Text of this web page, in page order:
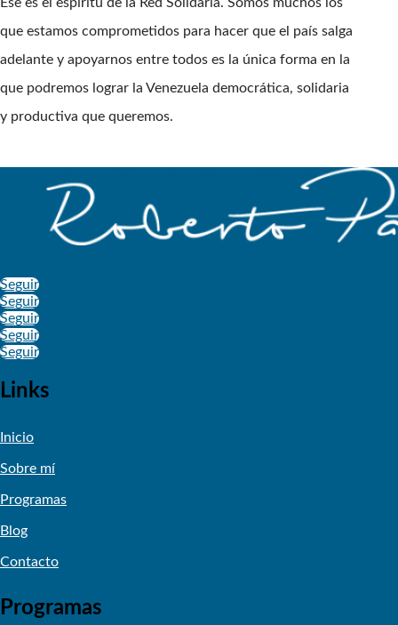
que estamos comprometidos para hacer que el país salga
adelante y apoyarnos entre todos es la única forma en la
que podremos lograr la Venezuela democrática, solidaria
y productiva que queremos.
Seguir
Seguir
Seguir
Seguir
Seguir
Links
Inicio
Sobre mí
Programas
Blog
Contacto
Programas